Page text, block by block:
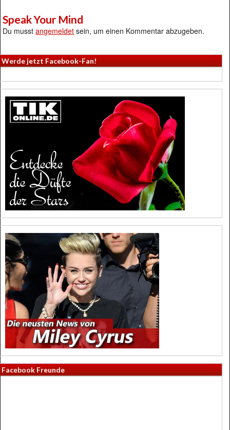
Speak Your Mind
Du musstangemeldet sein, um einen Kommentar abzugeben.
Werde jetzt Facebook-Fan!
Facebook Freunde